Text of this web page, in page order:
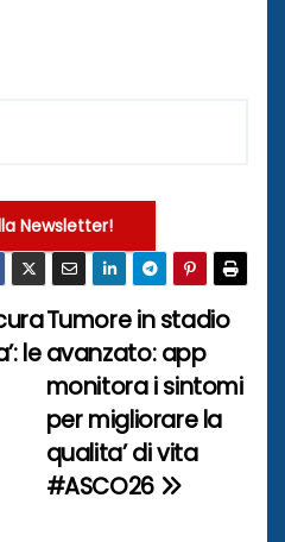
Newsletter!
Tumore in stadio
avanzato: app
monitora i sintomi
per migliorare la
qualita’ di vita
#ASCO26
le